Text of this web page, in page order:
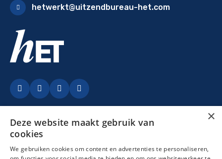
hetwerkt@uitzendbureau-het.com
Facebook
LinkedInInstagram
×
Deze website maakt gebruik van
cookies
We gebruiken cookies om content en advertenties te personaliseren,